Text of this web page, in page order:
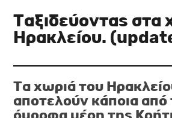
Ταξιδεύοντας στα
Ηρακλείου.
Τα χωριά του
αποτελούν κάποια από